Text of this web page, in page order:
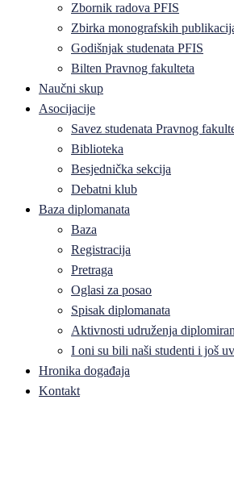
Zbornik radova PFIS
Zbirka monografskih
Godišnjak studenata PFIS
Bilten Pravnog fakulteta
Naučni skup
Asocijacije
Savez studenata Pravnog
Biblioteka
Besjednička sekcija
Debatni klub
Baza diplomanata
Baza
Registracija
Pretraga
Oglasi za posao
Spisak diplomanata
Aktivnosti udruženja
I oni su bili naši studenti i još
Hronika događaja
Kontakt